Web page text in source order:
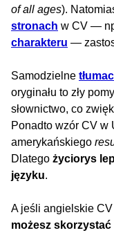
of all ages).
stronach w CV —
charakteru —
Samodzielne
oryginału to zły
słownictwo, co
Ponadto wzór CV w
amerykańskiego
Dlatego życiorys
języku.
A jeśli angielskie
możesz